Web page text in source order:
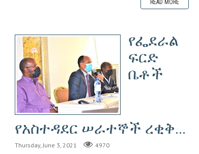
READ MORE
የፌደራል
ፍርድ
ቤቶች
የአስተዳደር ሠራተኞች ረቂቅ...
Thursday, June 3, 2021 4970